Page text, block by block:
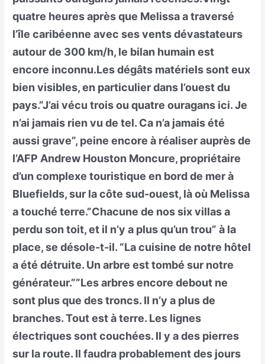
quatre heures après que Melissa a traversé
l’île caribéenne avec ses vents dévastateurs
autour de 300 km/h, le bilan humain est
encore inconnu.Les dégâts matériels sont eux
bien visibles, en particulier dans l’ouest du
pays.”J’ai vécu trois ou quatre ouragans ici. Je
n’ai jamais rien vu de tel. Ca n’a jamais été
aussi grave”, peine encore à réaliser auprès de
l’AFP Andrew Houston Moncure, propriétaire
d’un complexe touristique en bord de mer à
Bluefields, sur la côte sud-ouest, là où Melissa
a touché terre.”Chacune de nos six villas a
perdu son toit, et il n’y a plus qu’un trou” à la
place, se désole-t-il. “La cuisine de notre hôtel
a été détruite. Un arbre est tombé sur notre
générateur.””Les arbres encore debout ne
sont plus que des troncs. Il n’y a plus de
branches. Tout est à terre. Les lignes
électriques sont couchées. Il y a des pierres
sur la route. Il faudra probablement des jours